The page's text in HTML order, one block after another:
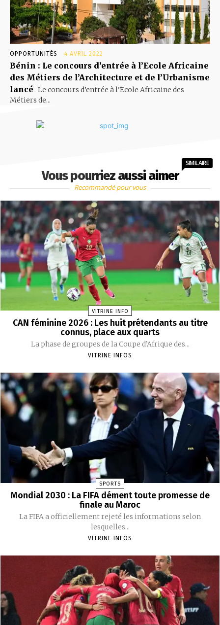
OPPORTUNITÉS 4 AVRIL 2022
Bénin : Le concours d’entrée à l’Ecole Africaine
des Métiers de l’Architecture et de l’Urbanisme
lancé Le concours d’entrée à l’Ecole Africaine des
Métiers de...
Vous pourriez aussi aimer
SIMILAIRE
Recommandé pour vous
VITRINE INFO
CAN féminine 2026 : Les huit prétendants au titre
connus, place aux quarts
La phase de groupes de la Coupe d’Afrique des...
VITRINE INFOS
SPORTS
Mondial 2030 : La FIFA dément toute promesse de
finale au Maroc
La FIFA a officiellement rejeté les informations selon
lesquelles...
VITRINE INFOS